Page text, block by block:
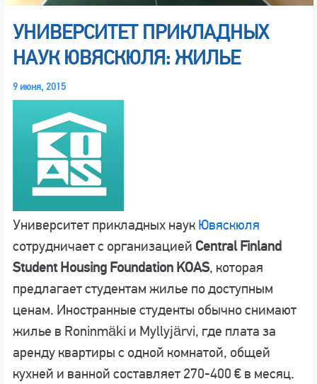
УНИВЕРСИТЕТ ПРИКЛАДНЫХ
НАУК ЮВЯСКЮЛЯ: ЖИЛЬЕ
9 июня, 2015
Университет прикладных наук Ювяскюля
сотрудничает с организацией Central Finland
Student Housing Foundation KOAS, которая
предлагает студентам жилье по доступным
ценам. Иностранные студенты обычно снимают
жилье в Roninmäki и Myllyjärvi, где плата за
аренду квартиры с одной комнатой, общей
кухней и ванной составляет 270-400 € в месяц.